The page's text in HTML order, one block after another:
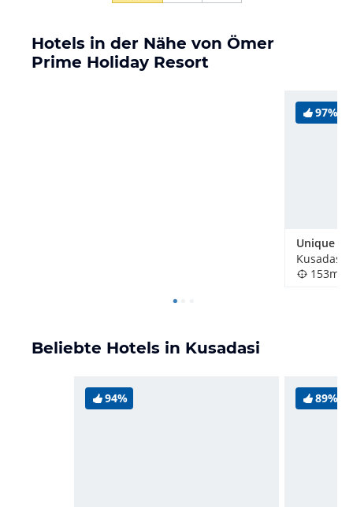
Hotels in der Nähe von Ömer
Prime Holiday Resort
97%
Kusadasi,
153m
Beliebte Hotels in Kusadasi
94% 89%